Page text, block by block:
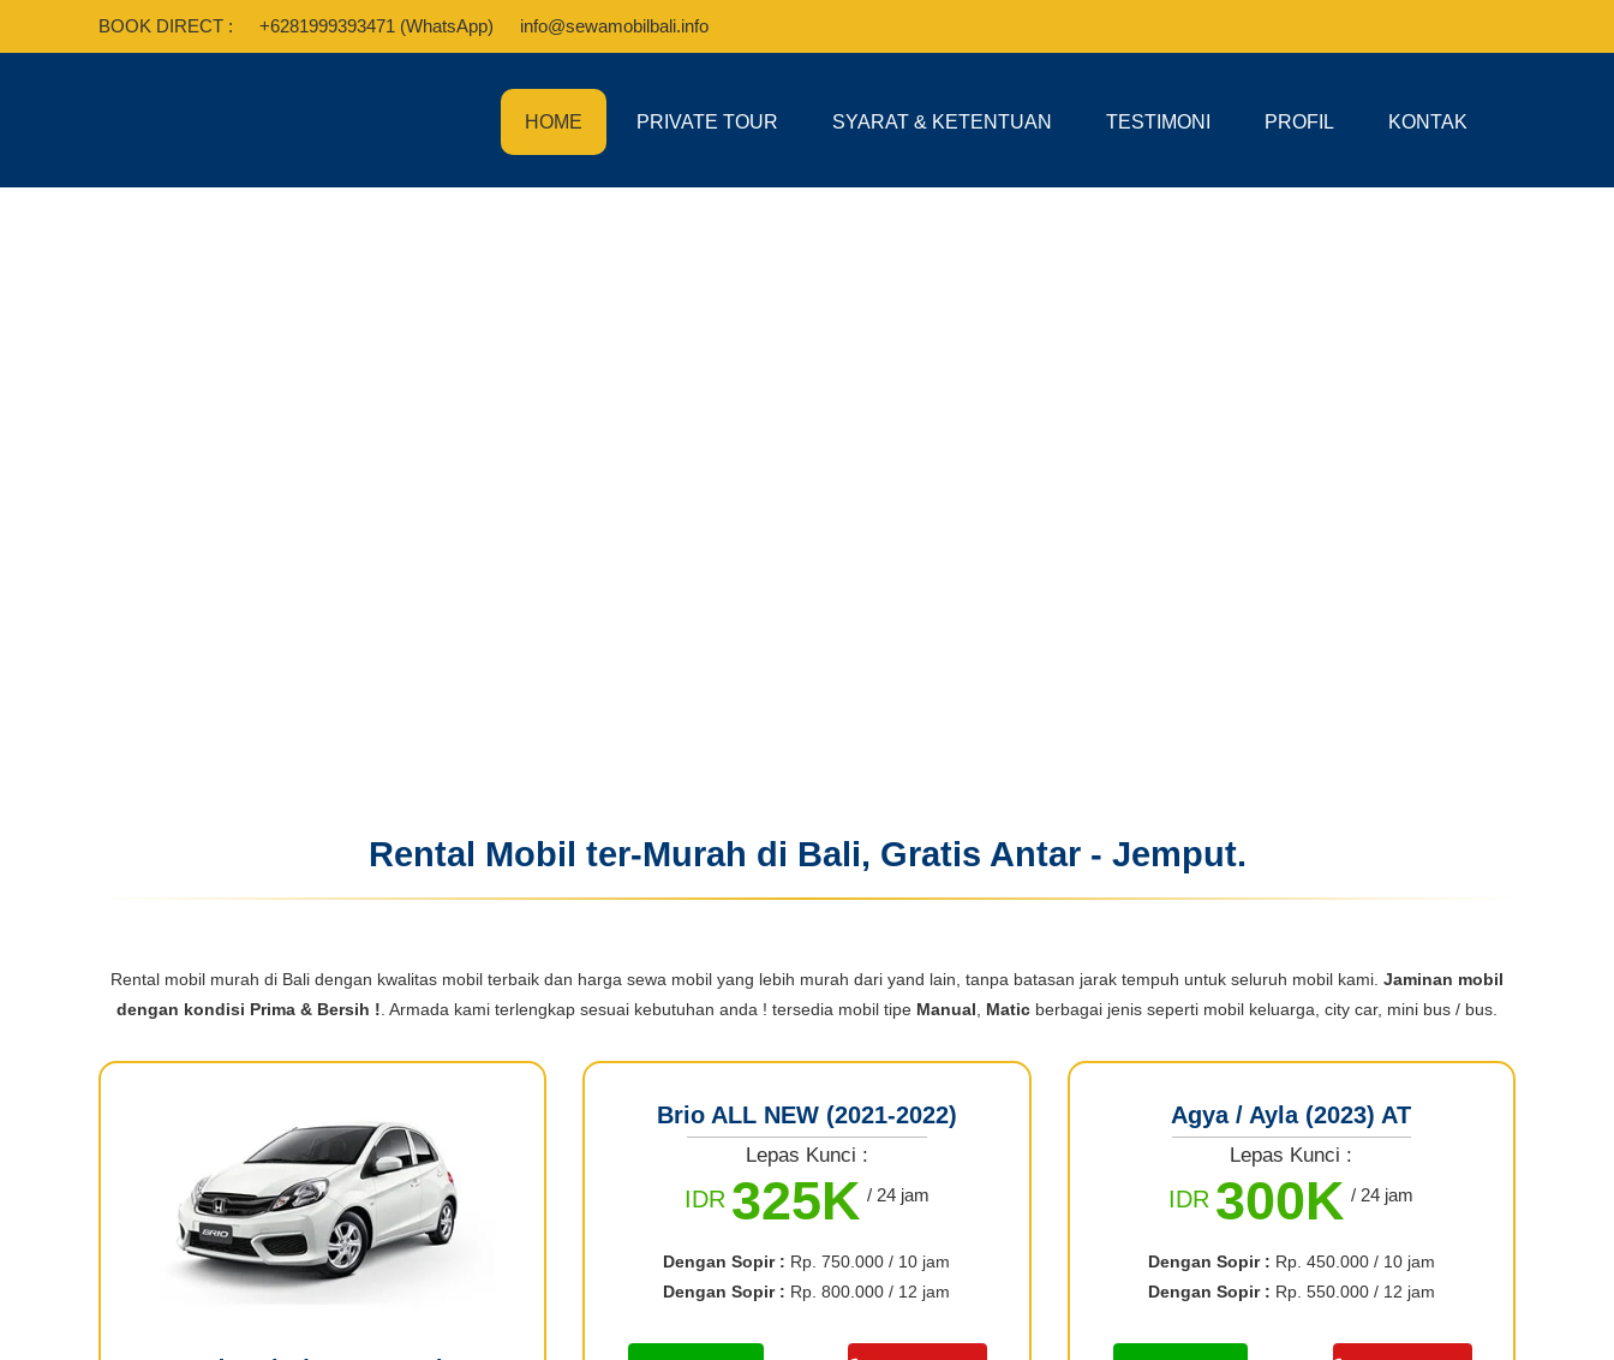
BOOK DIRECT : +6281999393471 (WhatsApp) info@sewamobilbali.info
HOME PRIVATE TOUR SYARAT & KETENTUAN TESTIMONI PROFIL KONTAK
Rental Mobil ter-Murah di Bali, Gratis Antar - Jemput.
Rental mobil murah di Bali dengan kwalitas mobil terbaik dan harga sewa mobil yang lebih murah dari yand lain, tanpa batasan jarak tempuh untuk seluruh mobil kami. Jaminan mobil
dengan kondisi Prima & Bersih ! . Armada kami terlengkap sesuai kebutuhan anda ! tersedia mobil tipe Manual Matic berbagai jenis seperti mobil keluarga, city car, mini bus / bus.
Brio ALL NEW (2021-2022)
Lepas Kunci :
IDR 325K / 24 jam
Dengan Sopir : Rp. 750.000 / 10 jam
Dengan Sopir : Rp. 800.000 / 12 jam
Agya / Ayla (2023) AT
Lepas Kunci :
IDR 300K / 24 jam
Dengan Sopir : Rp. 450.000 / 10 jam
Dengan Sopir : Rp. 550.000 / 12 jam